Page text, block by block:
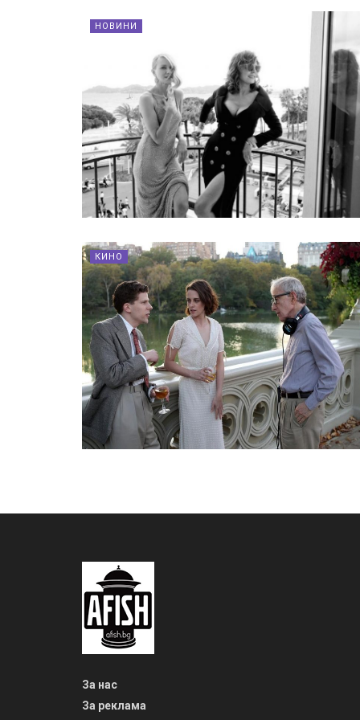
НОВИНИ
КИНО
За нас
За реклама